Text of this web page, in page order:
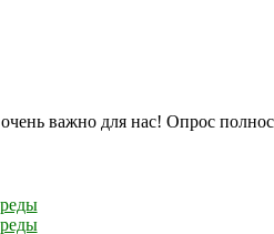
важно для нас! Опрос